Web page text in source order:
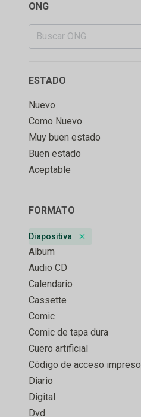
ONG
ESTADO
Nuevo
Como Nuevo
Muy buen estado
Buen estado
Aceptable
FORMATO
Diapositiva
Remove badge
Album
Audio CD
Calendario
Cassette
Comic
Comic de tapa dura
Cuero artificial
Código de acceso impreso
Diario
Digital
Dvd